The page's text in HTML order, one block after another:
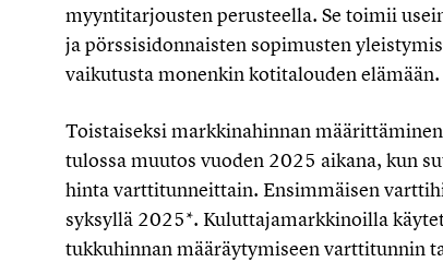
myyntitarjousten perusteella. Se toimii
ja pörssisidonnaisten sopimusten
vaikutusta monenkin kotitalouden elämään.
Toistaiseksi markkinahinnan
tulossa muutos vuoden 2025 aikana, kun
hinta varttitunneittain. Ensimmäisen
syksyllä 2025*. Kuluttajamarkkinoilla
tukkuhinnan määräytymiseen varttitunnin